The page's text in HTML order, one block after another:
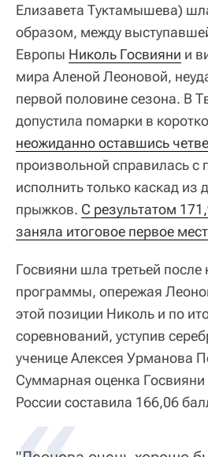
Елизавета Туктамышева)
образом, между
Европы Николь Госвияни и
мира Аленой Леоновой,
первой половине сезона. В
допустила помарки в
неожиданно оставшись
произвольной справилась с
исполнить только каскад из
прыжков. С результатом
заняла итоговое первое
Госвияни шла третьей после
программы, опережая
этой позиции Николь и по
соревнований, уступив
ученице Алексея Урманова
Суммарная оценка
России составила 166,06